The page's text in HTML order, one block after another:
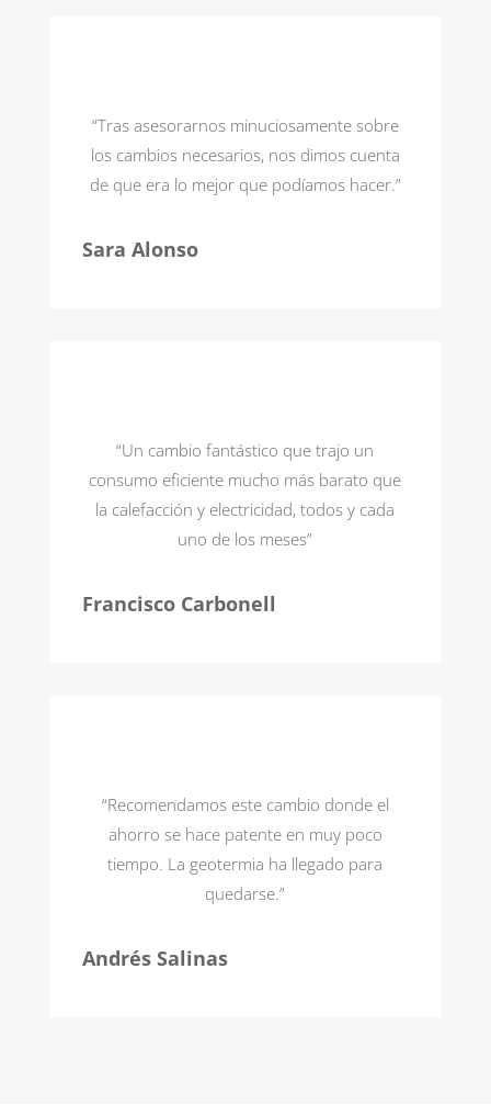
“Tras asesorarnos minuciosamente sobre
los cambios necesarios, nos dimos cuenta
de que era lo mejor que podíamos hacer.”
Sara Alonso
“Un cambio fantástico que trajo un
consumo eficiente mucho más barato que
la calefacción y electricidad, todos y cada
uno de los meses”
Francisco Carbonell
“Recomendamos este cambio donde el
ahorro se hace patente en muy poco
tiempo. La geotermia ha llegado para
quedarse.”
Andrés Salinas